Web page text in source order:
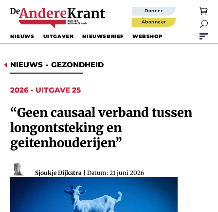
Doneer
Abonneer 
NIEUWS UITGAVEN NIEUWSBRIEF WEBSHOP
D NIEUWS - GEZONDHEID
2026 - UITGAVE 25
“Geen causaal verband tussen
longontsteking en
geitenhouderijen”
Sjoukje Dijkstra | Datum: 21 juni 2026